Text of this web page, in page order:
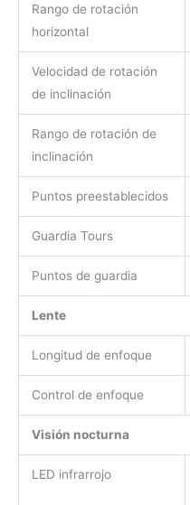
Rango de rotación
horizontal
Velocidad de rotación
de inclinación
Rango de rotación de
inclinación
Puntos preestablecidos
Guardia Tours
Puntos de guardia
Lente
Longitud de enfoque
Control de enfoque
Visión nocturna
LED infrarrojo